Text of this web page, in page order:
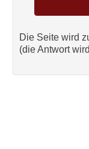
Die Seite wird
(die Antwort